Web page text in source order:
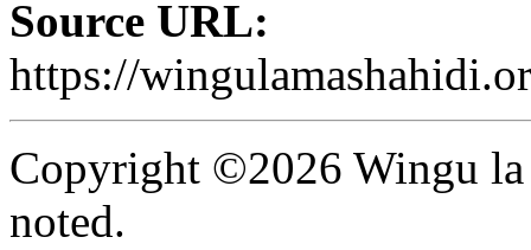
Source URL:
https://
Copyright ©2026 Wingu la
noted.